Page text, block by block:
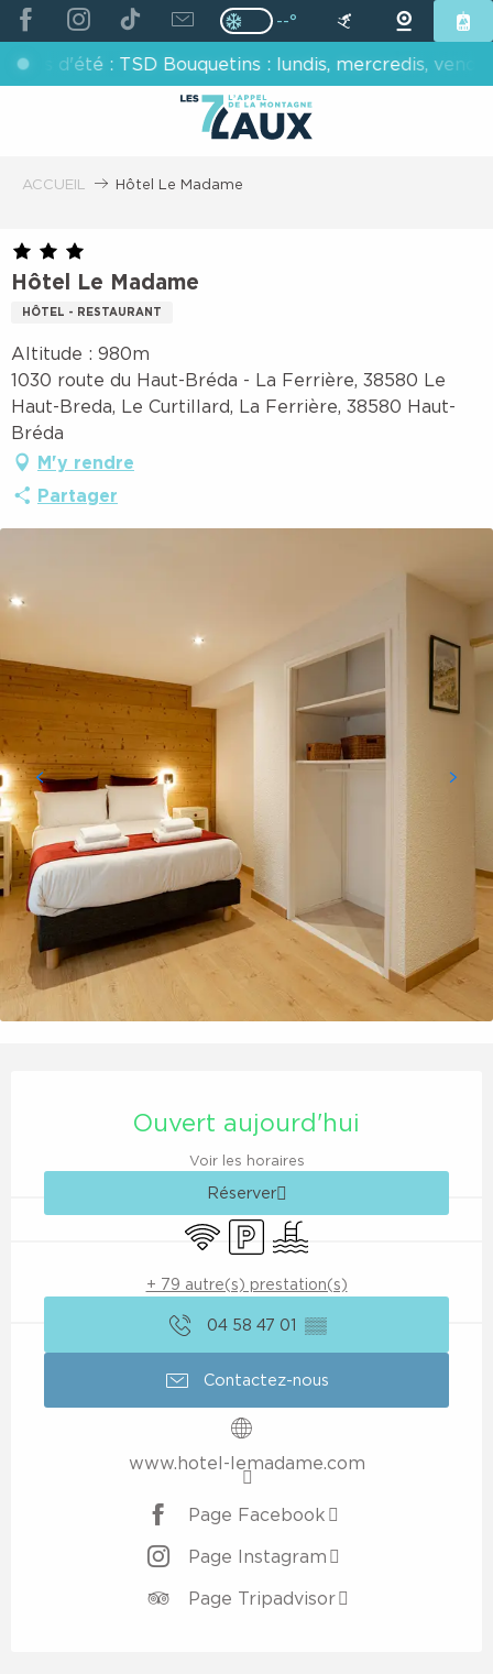
ALLER
AU
CONTENU
PRINCIPAL
Page D’accueil Actuelle Hiver :
Page D’accueil Actuelle
: TSD Bouquetins : lundis, mercredis, vendredis -
--°
ACCUEIL Hôtel Le Madame
Hôtel Le Madame
HÔTEL - RESTAURANT
Altitude : 980m
1030 route du Haut-Bréda - La Ferrière, 38580 Le
Haut-Breda, Le Curtillard, La Ferrière, 38580 Haut-
Bréda
M'y rendre
Partager
Ouvert aujourd'hui
Voir les horaires
Réserver
WiFi ParkingPiscine
+ 79 autre(s) prestation(s)
04 58 47 01 ▒▒
Contactez-nous
www.hotel-lemadame.com
Page Facebook
Page Instagram
Page Tripadvisor